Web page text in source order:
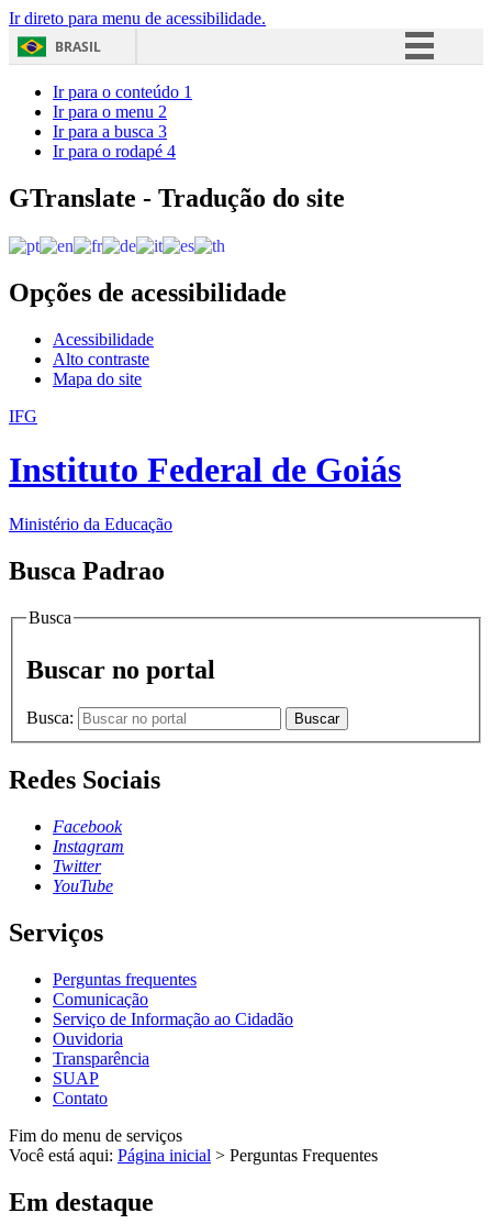
Ir direto para menu de acessibilidade.
BRASIL
Acesso à informação
Ir para o conteúdo 1
Ir para o menu 2
Ir para a busca 3
Ir para o rodapé 4
GTranslate - Tradução do site
Opções de acessibilidade
Acessibilidade
Alto contraste
Mapa do site
IFG
Instituto Federal de Goiás
Ministério da Educação
Busca Padrao
Busca
Buscar no portal
Busca: Buscar
Redes Sociais
Facebook
Instagram
Twitter
YouTube
Serviços
Perguntas frequentes
Comunicação
Serviço de Informação ao Cidadão
Ouvidoria
Transparência
SUAP
Contato
Fim do menu de serviços
Você está aqui: Página inicial > Perguntas Frequentes
Em destaque